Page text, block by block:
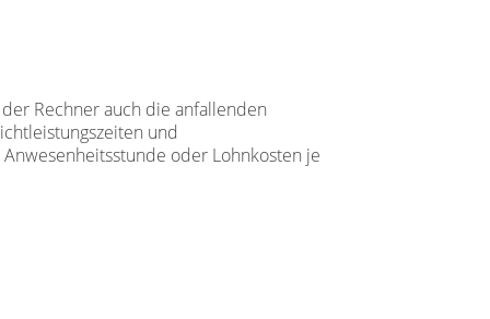
Rechner auch die anfallenden
und
oder Lohnkosten je